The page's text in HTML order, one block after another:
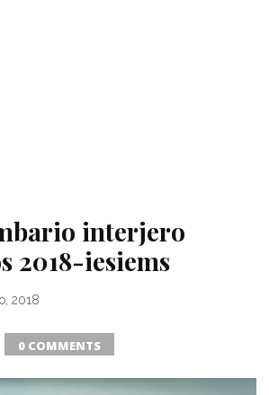
interjero
2018-iesiems
2018
0 COMMENTS